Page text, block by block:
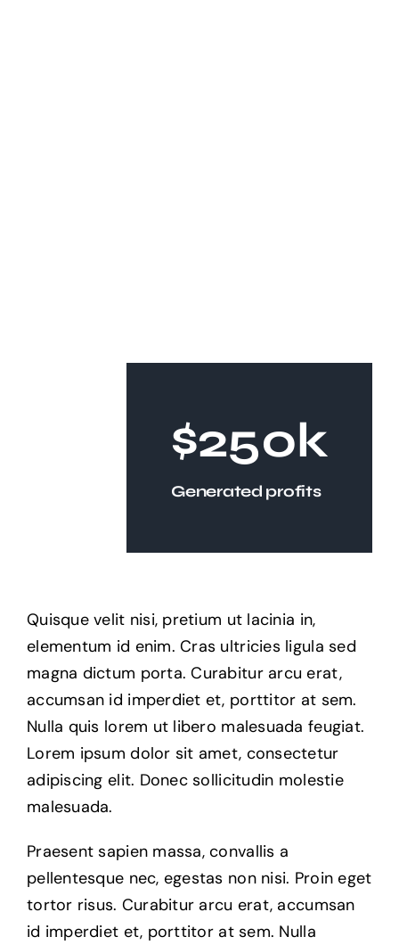
$250k
Generated profits
Quisque velit nisi, pretium ut lacinia in,
elementum id enim. Cras ultricies ligula sed
magna dictum porta. Curabitur arcu erat,
accumsan id imperdiet et, porttitor at sem.
Nulla quis lorem ut libero malesuada feugiat.
Lorem ipsum dolor sit amet, consectetur
adipiscing elit. Donec sollicitudin molestie
malesuada.
Praesent sapien massa, convallis a
pellentesque nec, egestas non nisi. Proin eget
tortor risus. Curabitur arcu erat, accumsan
id imperdiet et, porttitor at sem. Nulla